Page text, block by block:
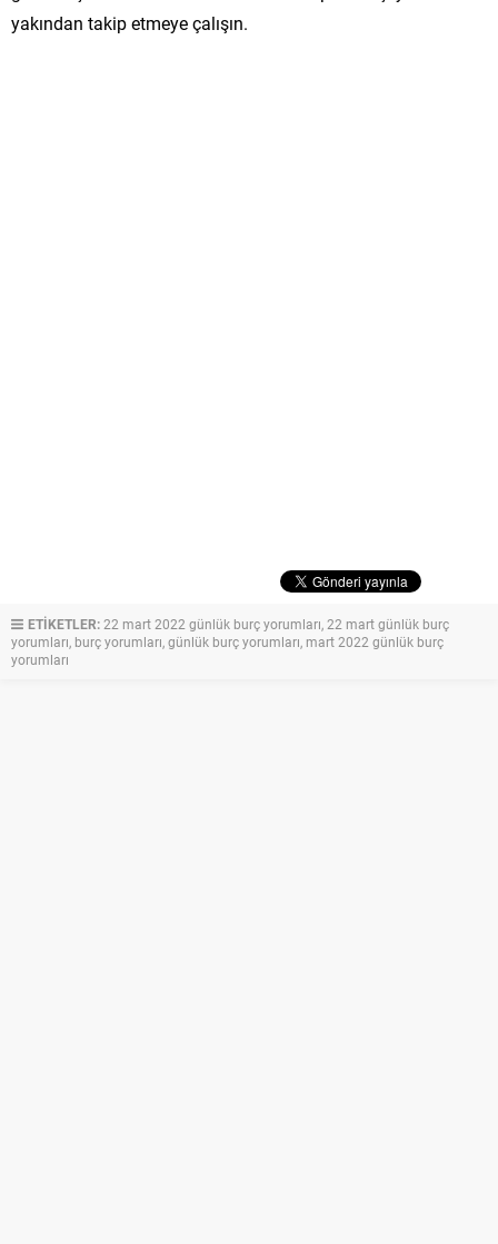
yakından takip etmeye çalışın.
ETİKETLER:22 mart 2022 günlük burç yorumları,22 mart günlük burç
yorumları, burç yorumları,günlük burç yorumları, mart 2022 günlük burç
yorumları